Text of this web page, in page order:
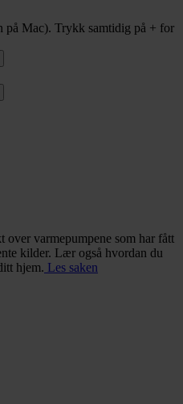
på Mac). Trykk samtidig på + for
over varmepumpene som har fått
kilder. Lær også hvordan du
hjem. Les saken